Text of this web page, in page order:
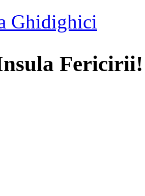
Ghidighici
Fericirii!